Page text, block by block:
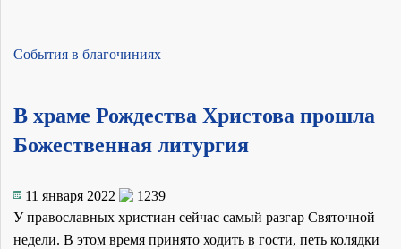
События в благочиниях
В храме Рождества Христова прошла
Божественная литургия
11 января 2022
1239
У православных христиан сейчас самый разгар Святочной
недели. В этом время принято ходить в гости, петь колядки